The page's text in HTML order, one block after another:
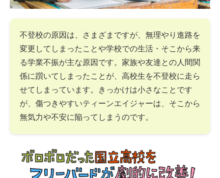
不登校の原因は、さまざまですが、無理やり進路を
変更してしまったことや学校での生活・そこから来
る学業不振が主な原因です。家族や友達との人間関
係に躓いてしまったことが、高校生を不登校に走ら
せてしまっています。きっかけは小さなことです
が、傷つきやすいティーンエイジャーは、そこから
無気力や不安に陥ってしまうのです。